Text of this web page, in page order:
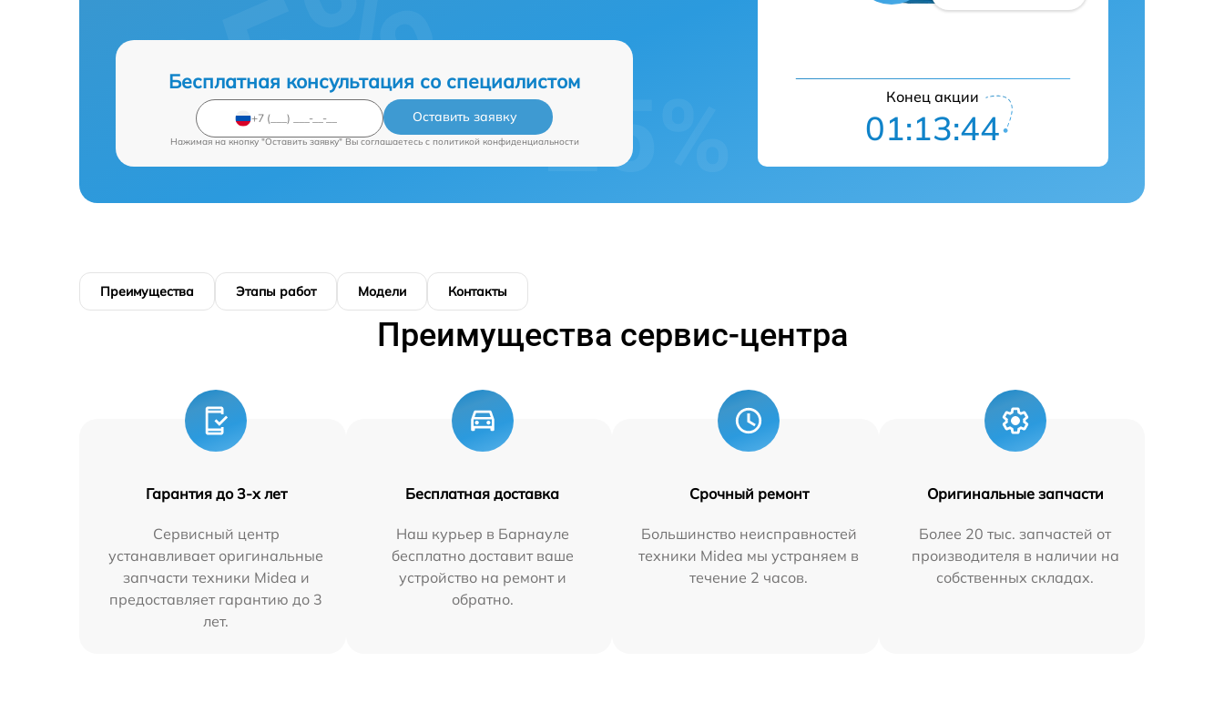
Бесплатная консультация со специалистом
Оставить заявку
Нажимая на кнопку "Оставить заявку" Вы соглашаетесь c политикой конфиденциальности
Конец акции
01:13:43
Преимущества Этапы работ Модели Контакты
Преимущества сервис-центра
Гарантия до 3-х лет
Сервисный центр
устанавливает оригинальные
запчасти техники Midea и
предоставляет гарантию до 3
лет.
Бесплатная доставка
Наш курьер в Барнауле
бесплатно доставит ваше
устройство на ремонт и
обратно.
Срочный ремонт
Большинство неисправностей
техники Midea мы устраняем в
течение 2 часов.
Оригинальные запчасти
Более 20 тыс. запчастей от
производителя в наличии на
собственных складах.